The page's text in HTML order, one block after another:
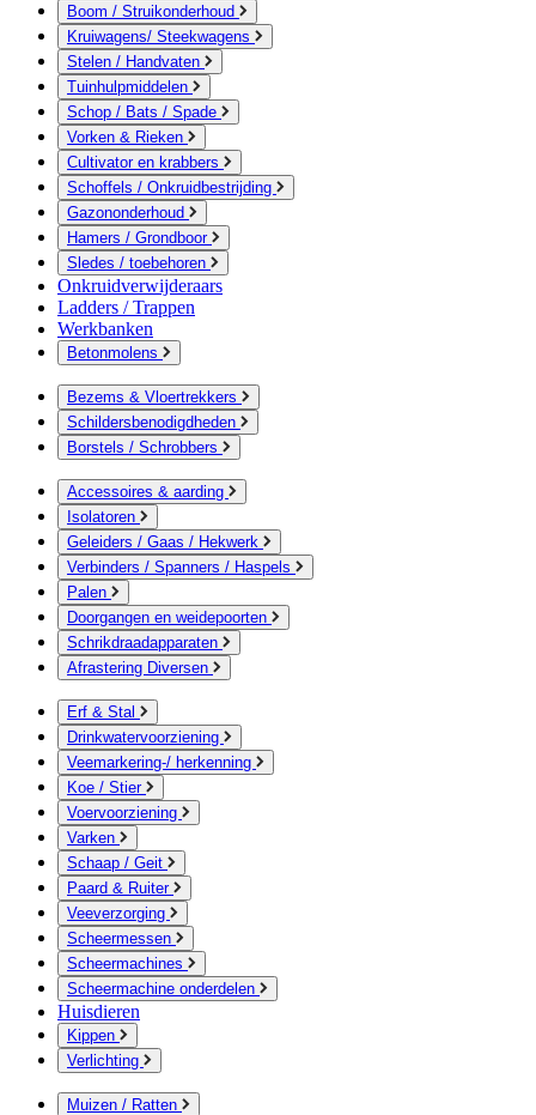
Boom / Struikonderhoud
Kruiwagens/ Steekwagens
Stelen / Handvaten
Tuinhulpmiddelen
Schop / Bats / Spade
Vorken & Rieken
Cultivator en krabbers
Schoffels / Onkruidbestrijding
Gazononderhoud
Hamers / Grondboor
Sledes / toebehoren
Onkruidverwijderaars
Ladders / Trappen
Werkbanken
Betonmolens
Bezems & Vloertrekkers
Schildersbenodigdheden
Borstels / Schrobbers
Accessoires & aarding
Isolatoren
Geleiders / Gaas / Hekwerk
Verbinders / Spanners / Haspels
Palen
Doorgangen en weidepoorten
Schrikdraadapparaten
Afrastering Diversen
Erf & Stal
Drinkwatervoorziening
Veemarkering-/ herkenning
Koe / Stier
Voervoorziening
Varken
Schaap / Geit
Paard & Ruiter
Veeverzorging
Scheermessen
Scheermachines
Scheermachine onderdelen
Huisdieren
Kippen
Verlichting
Muizen / Ratten